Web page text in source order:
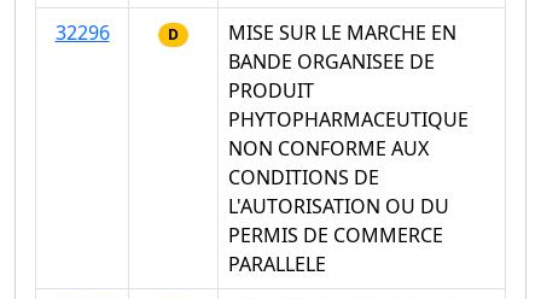
32296
D
MISE SUR LE MARCHE EN
BANDE ORGANISEE DE
PRODUIT
PHYTOPHARMACEUTIQUE
NON CONFORME AUX
CONDITIONS DE
L'AUTORISATION OU DU
PERMIS DE COMMERCE
PARALLELE